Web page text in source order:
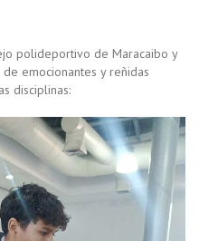
polideportivo de Maracaibo y
emocionantes y reñidas
disciplinas: